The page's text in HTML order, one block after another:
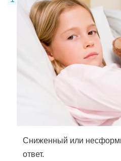
Сниженный или
ответ.